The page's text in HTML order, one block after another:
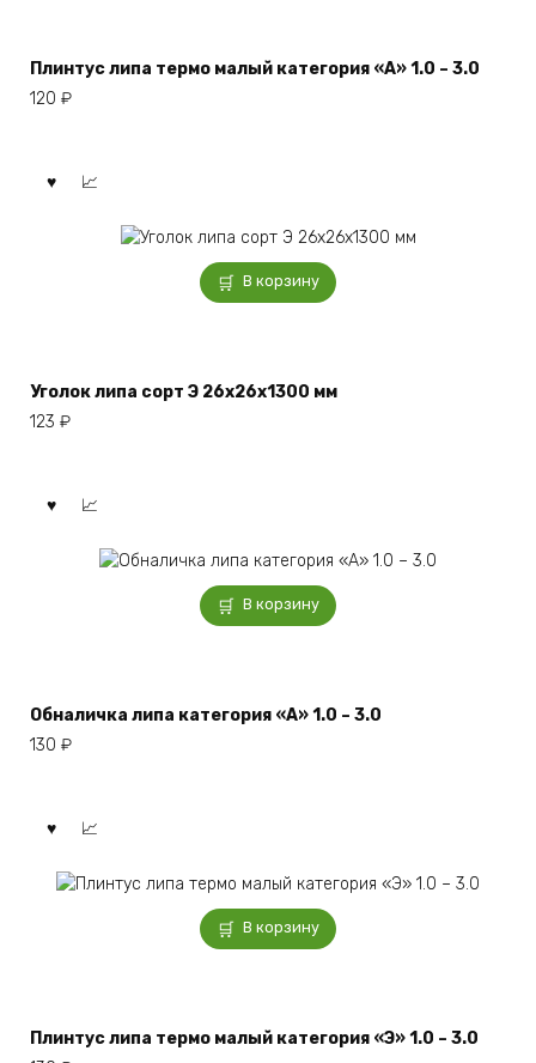
Плинтус липа термо малый категория «А» 1.0 – 3.0
120 ₽
В корзину
Уголок липа сорт Э 26x26x1300 мм
123 ₽
В корзину
Обналичка липа категория «А» 1.0 – 3.0
130 ₽
В корзину
Плинтус липа термо малый категория «Э» 1.0 – 3.0